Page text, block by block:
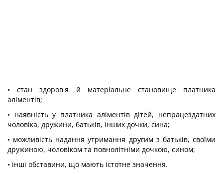
• стан здоров'я й матеріальне становище платника
аліментів;
• наявність у платника аліментів дітей, непрацездатних
чоловіка, дружини, батьків, інших дочки, сина;
• можливість надання утримання другим з батьків, своїми
дружиною, чоловіком та повнолітніми дочкою, сином;
• інші обставини, що мають істотне значення.